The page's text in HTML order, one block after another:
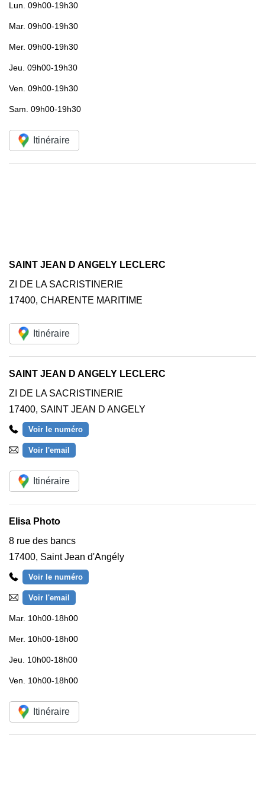
Lun. 09h00-19h30
Mar. 09h00-19h30
Mer. 09h00-19h30
Jeu. 09h00-19h30
Ven. 09h00-19h30
Sam. 09h00-19h30
Itinéraire
SAINT JEAN D ANGELY LECLERC
ZI DE LA SACRISTINERIE
17400, CHARENTE MARITIME
Itinéraire
SAINT JEAN D ANGELY LECLERC
ZI DE LA SACRISTINERIE
17400, SAINT JEAN D ANGELY
Voir le numéro
Voir l'email
Itinéraire
Elisa Photo
8 rue des bancs
17400, Saint Jean d'Angély
Voir le numéro
Voir l'email
Mar. 10h00-18h00
Mer. 10h00-18h00
Jeu. 10h00-18h00
Ven. 10h00-18h00
Itinéraire